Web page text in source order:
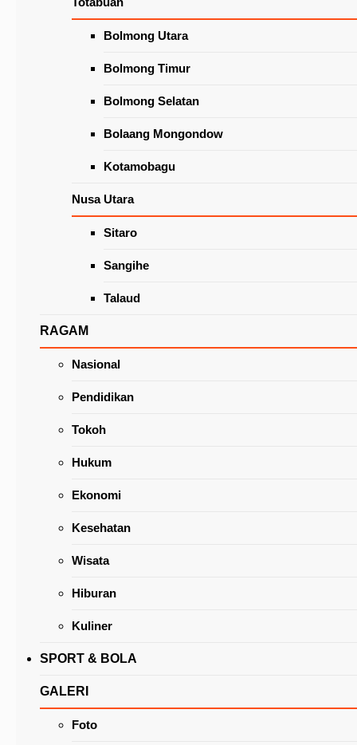
Bolmong Utara
Bolmong Timur
Bolmong Selatan
Bolaang Mongondow
Kotamobagu
Nusa Utara
Sitaro
Sangihe
Talaud
RAGAM
Nasional
Pendidikan
Tokoh
Hukum
Ekonomi
Kesehatan
Wisata
Hiburan
Kuliner
SPORT & BOLA
GALERI
Foto
di Pasar Beriman Tomohon
Latest News
Insentif 233 ToGa Disalurkan, Caroll-Wenny
Realisasikan Salah Satu Program Unggulan
AKBP Lerry Kepada Kompol Parura dan